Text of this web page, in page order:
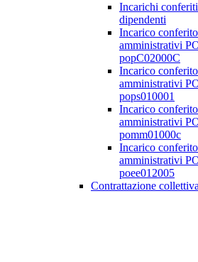
Incarichi
dipendenti
Incarico
amministrativi
popC02000C
Incarico
amministrativi
pops010001
Incarico
amministrativi
pomm01000c
Incarico
amministrativi
poee012005
Contrattazione collettiva